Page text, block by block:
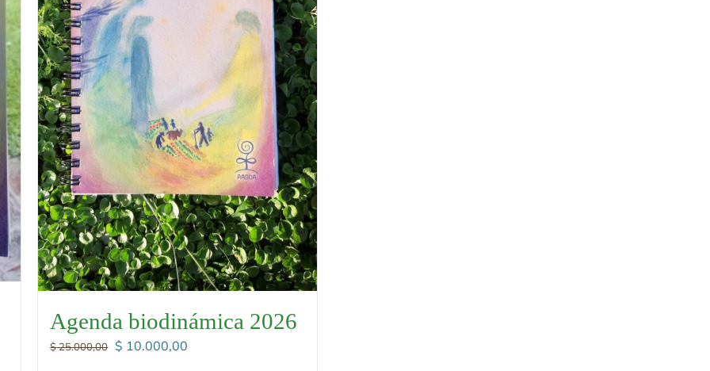
Agenda biodinámica 2026
$25.000,00
El
$ 10.000,00